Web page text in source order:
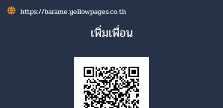
https://barame.yellowpages.co.th
เพิ่มเพื่อน